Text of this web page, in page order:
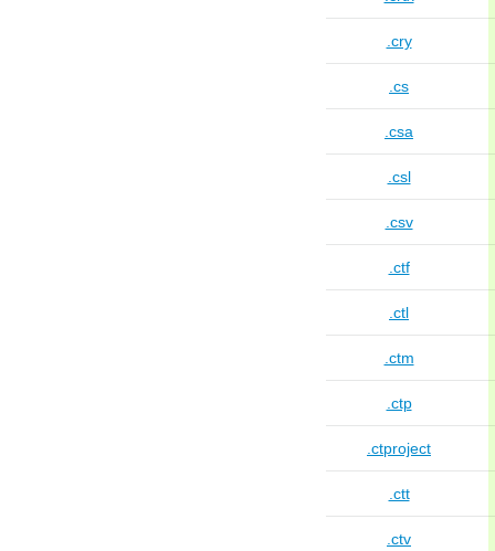
.cry
.cs
.csa
.csl
.csv
.ctf
.ctl
.ctm
.ctp
.ctproject
.ctt
.ctv